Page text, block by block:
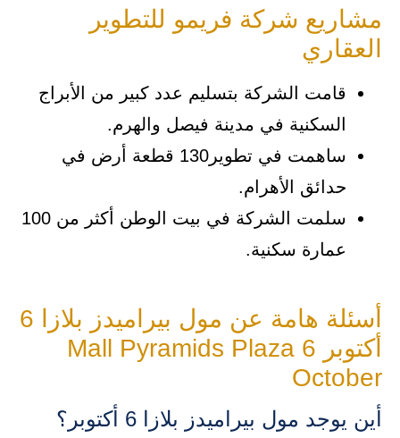
مشاريع شركة فريمو للتطوير
العقاري
قامت الشركة بتسليم عدد كبير من الأبراج
السكنية في مدينة فيصل والهرم.
ساهمت في تطوير130 قطعة أرض في
حدائق الأهرام.
سلمت الشركة في بيت الوطن أكثر من 100
عمارة سكنية.
أسئلة هامة عن مول بيراميدز بلازا 6
أكتوبر Mall Pyramids Plaza 6
October
أين يوجد مول بيراميدز بلازا 6 أكتوبر؟